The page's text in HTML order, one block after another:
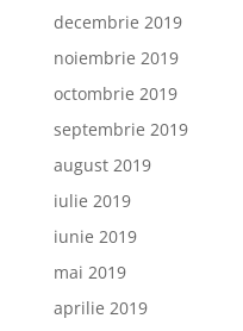
decembrie 2019
noiembrie 2019
octombrie 2019
septembrie 2019
august 2019
iulie 2019
iunie 2019
mai 2019
aprilie 2019